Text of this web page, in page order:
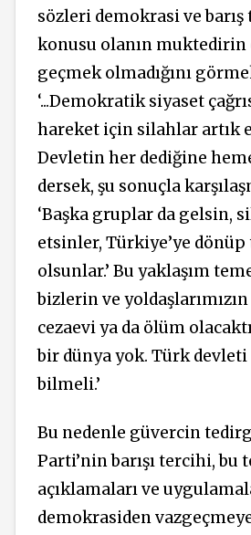
sözleri demokrasi ve barış
konusu olanın muktedirin
geçmek olmadığını
‘...Demokratik siyaset
hareket için silahlar artık
Devletin her dediğine
dersek, şu sonuçla
‘Başka gruplar da gelsin,
etsinler, Türkiye’ye
olsunlar.’ Bu yaklaşım
bizlerin ve
cezaevi ya da ölüm
bir dünya yok. Türk devleti
bilmeli.’
Bu nedenle güvercin
Parti’nin barışı tercihi, bu
açıklamaları ve
demokrasiden